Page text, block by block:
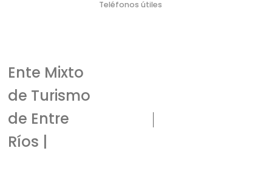
Ente Mixto
de Turismo
de Entre
Ríos |
Teléfonos útiles